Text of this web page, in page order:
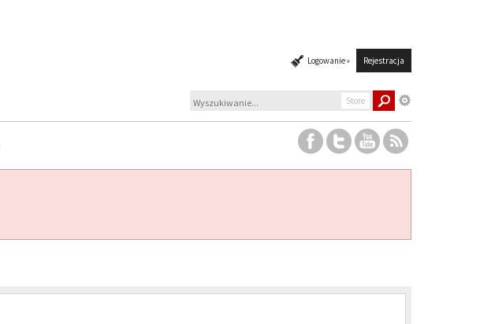
Logowanie » Rejestracja
Store